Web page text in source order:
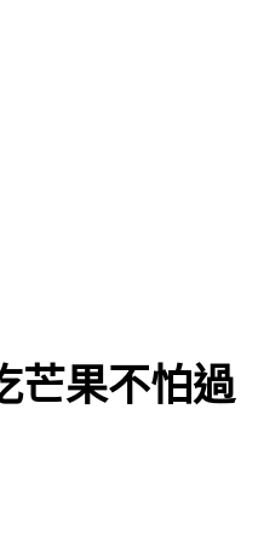
芒果不怕過